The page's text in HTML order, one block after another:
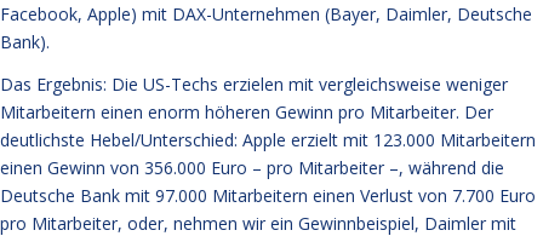
Facebook, Apple) mit DAX-Unternehmen (Bayer, Daimler, Deutsche
Bank).
Das Ergebnis: Die US-Techs erzielen mit vergleichsweise weniger
Mitarbeitern einen enorm höheren Gewinn pro Mitarbeiter. Der
deutlichste Hebel/Unterschied: Apple erzielt mit 123.000 Mitarbeitern
einen Gewinn von 356.000 Euro – pro Mitarbeiter –, während die
Deutsche Bank mit 97.000 Mitarbeitern einen Verlust von 7.700 Euro
pro Mitarbeiter, oder, nehmen wir ein Gewinnbeispiel, Daimler mit